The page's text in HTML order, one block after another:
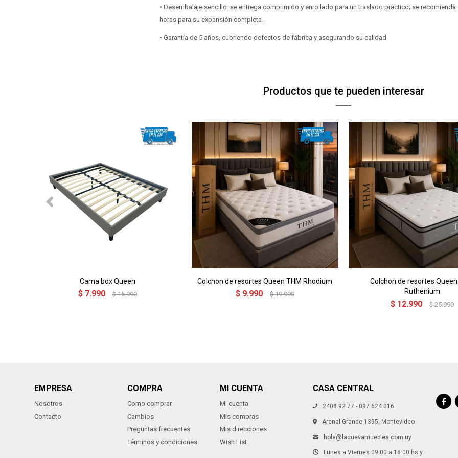
• Desembalaje sencillo: se entrega comprimido y enrollado para un traslado práctico; se recomienda
horas para su expansión completa.
• Garantía de 5 años, cubriendo defectos de fábrica y asegurando su calidad
Productos que te pueden interesar
Cama box Queen
$ 7.990 $ 15.990
Colchon de resortes Queen THM Rhodium
$ 9.990 $ 19.990
Colchon de resortes Queen
Ruthenium
$ 12.990 $ 25.990
EMPRESA
Nosotros
Contacto
COMPRA
Como comprar
Cambios
Preguntas frecuentes
Términos y condiciones
MI CUENTA
Mi cuenta
Mis compras
Mis direcciones
Wish List
CASA CENTRAL
2408 92 77 - 097 624 016
Arenal Grande 1395, Montevideo
hola@lacuevamuebles.com.uy
Lunes a Viernes 09:00 a 18:00 hs y
